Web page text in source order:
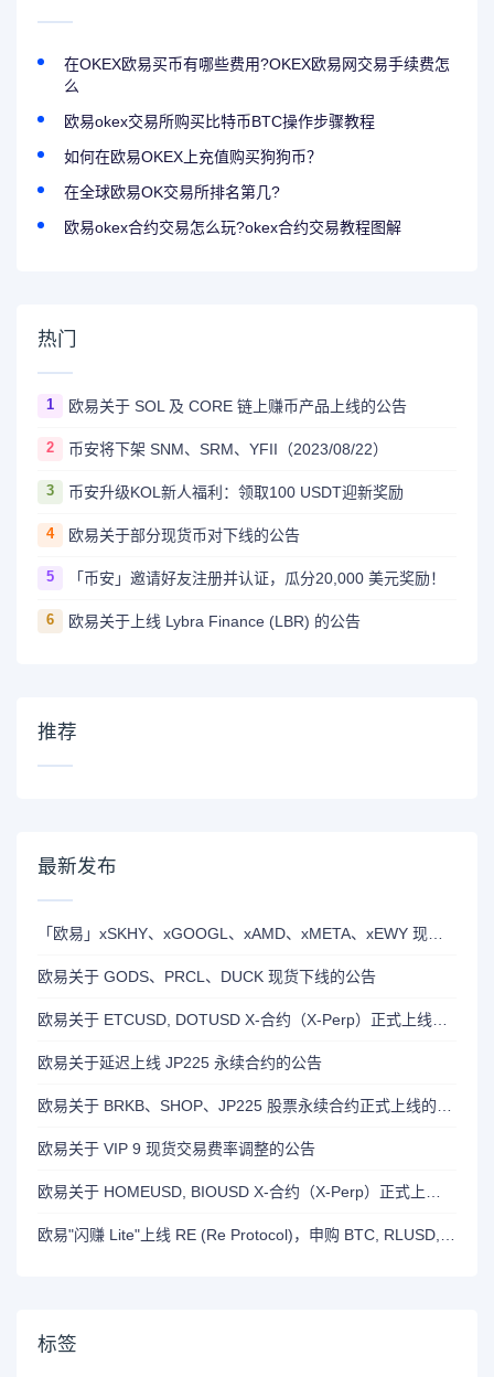
在OKEX欧易买币有哪些费用?OKEX欧易网交易手续费怎
么
欧易okex交易所购买比特币BTC操作步骤教程
如何在欧易OKEX上充值购买狗狗币？
在全球欧易OK交易所排名第几?
欧易okex合约交易怎么玩?okex合约交易教程图解
热门
1 欧易关于 SOL 及 CORE 链上赚币产品上线的公告
2 币安将下架 SNM、SRM、YFII（2023/08/22）
3 币安升级KOL新人福利：领取100 USDT迎新奖励
4 欧易关于部分现货币对下线的公告
5 「币安」邀请好友注册并认证，瓜分20,000 美元奖励！
6 欧易关于上线 Lybra Finance (LBR) 的公告
推荐
最新发布
欧易关于 GODS、PRCL、DUCK 现货下线的公告
欧易关于延迟上线 JP225 永续合约的公告
欧易关于 VIP 9 现货交易费率调整的公告
标签